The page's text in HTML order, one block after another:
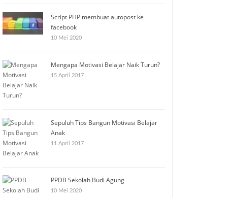
Script PHP membuat autopost ke
facebook
10 Mei 2020
Mengapa Motivasi Belajar Naik Turun?
15 April 2017
Sepuluh Tips Bangun Motivasi Belajar
Anak
11 April 2017
PPDB Sekolah Budi Agung
10 Mei 2020